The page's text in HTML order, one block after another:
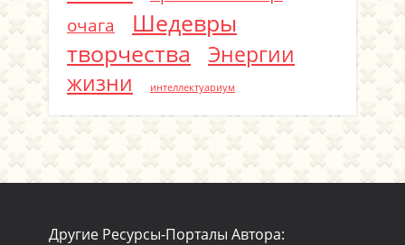
очага
Шедевры
творчества
Энергии
жизни
интеллектуариум
Другие Ресурсы-Порталы Автора: